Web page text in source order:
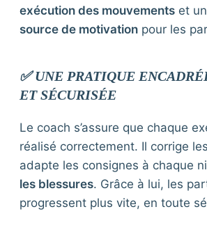
exécution des mouvementset
source de motivationpour les
✅ UNE PRATIQUE
ET SÉCURISÉE
Le coach s’assure que chaque
réalisé correctement. Il corrige
adapte les consignes à chaque
les blessures. Grâce à lui, les
progressent plus vite, en toute